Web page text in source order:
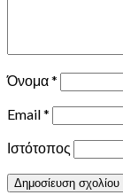
Όνομα*
Email*
Ιστότοπος